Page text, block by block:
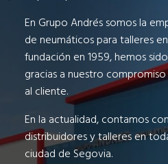
En Grupo Andrés somos la
de neumáticos para talleres
fundación en 1959, hemos
gracias a nuestro
al cliente.
En la actualidad, contamos
distribuidores y talleres en
ciudad de Segovia.